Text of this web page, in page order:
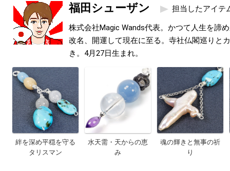
福田シューザン 担当したアイテ
株式会社Magic Wands代表。かつて人生を諦
改名、開運して現在に至る。寺社仏閣巡りと
き。4月27日生まれ。
絆を深め平穏を守る
タリスマン
水天需・天からの恵
み
魂の輝きと無事の祈
り